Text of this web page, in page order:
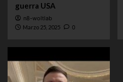
guerra USA
n8-woltlab
Marzo 25, 2025 0